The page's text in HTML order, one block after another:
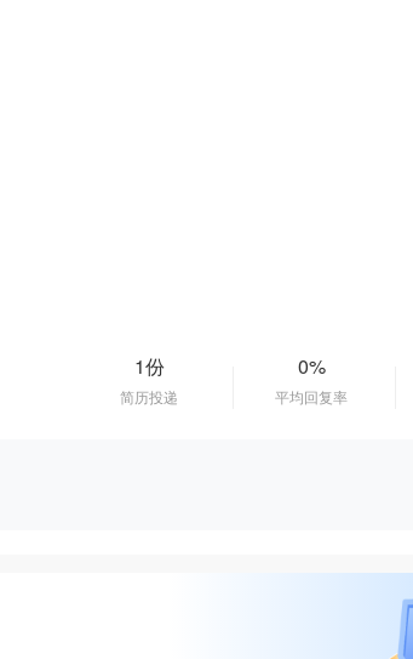
1份
简历投递
0%
平均回复率